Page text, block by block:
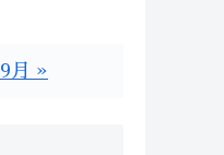
9月 »